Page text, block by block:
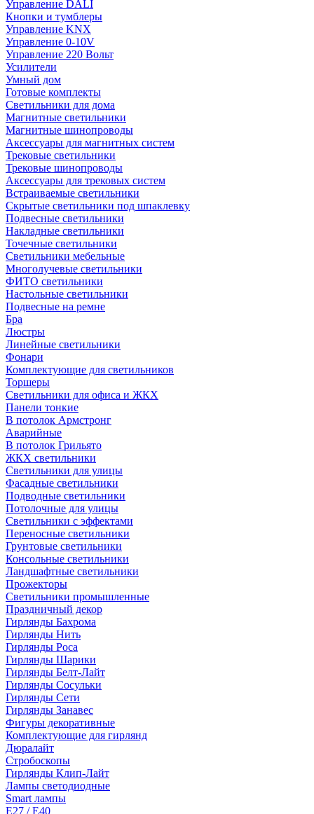
Управление DALI
Кнопки и тумблеры
Управление KNX
Управление 0-10V
Управление 220 Вольт
Усилители
Умный дом
Готовые комплекты
Светильники для дома
Магнитные светильники
Магнитные шинопроводы
Аксессуары для магнитных систем
Трековые светильники
Трековые шинопроводы
Аксессуары для трековых систем
Встраиваемые светильники
Скрытые светильники под шпаклевку
Подвесные светильники
Накладные светильники
Точечные светильники
Светильники мебельные
Многолучевые светильники
ФИТО светильники
Настольные светильники
Подвесные на ремне
Бра
Люстры
Линейные светильники
Фонари
Комплектующие для светильников
Торшеры
Светильники для офиса и ЖКХ
Панели тонкие
В потолок Армстронг
Аварийные
В потолок Грильято
ЖКХ светильники
Светильники для улицы
Фасадные светильники
Подводные светильники
Потолочные для улицы
Светильники с эффектами
Переносные светильники
Грунтовые светильники
Консольные светильники
Ландшафтные светильники
Прожекторы
Светильники промышленные
Праздничный декор
Гирлянды Бахрома
Гирлянды Нить
Гирлянды Роса
Гирлянды Шарики
Гирлянды Белт-Лайт
Гирлянды Сосульки
Гирлянды Сети
Гирлянды Занавес
Фигуры декоративные
Комплектующие для гирлянд
Дюралайт
Стробоскопы
Гирлянды Клип-Лайт
Лампы светодиодные
Smart лампы
E27 / E40